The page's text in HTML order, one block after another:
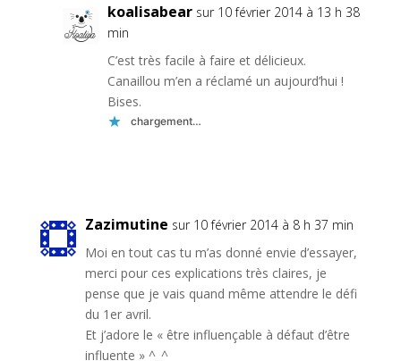
koalisabear sur 10 février 2014 à 13 h 38
min
C’est très facile à faire et délicieux.
Canaillou m’en a réclamé un aujourd’hui !
Bises.
chargement…
Zazimutine sur 10 février 2014 à 8 h 37 min
Moi en tout cas tu m’as donné envie d’essayer,
merci pour ces explications très claires, je
pense que je vais quand même attendre le défi
du 1er avril.
Et j’adore le « être influençable à défaut d’être
influente » ^_^